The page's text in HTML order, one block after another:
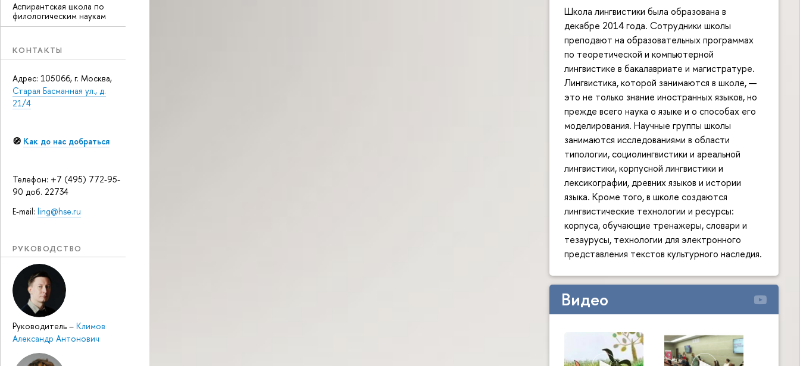
Аспирантская школа по
филологическим наукам
КОНТАКТЫ
Адрес: 105066, г. Москва,
Старая Басманная ул., д.
21/4
🧭 Как до нас добраться
Телефон: +7 (495) 772-95-
90 доб. 22734
E-mail: ling@hse.ru
РУКОВОДСТВО
Руководитель – Климов
Александр Антонович
Школа лингвистики была образована в
декабре 2014 года. Сотрудники школы
преподают на образовательных программах
по теоретической и компьютерной
лингвистике в бакалавриате и магистратуре.
Лингвистика, которой занимаются в школе, —
это не только знание иностранных языков, но
прежде всего наука о языке и о способах его
моделирования. Научные группы школы
занимаются исследованиями в области
типологии, социолингвистики и ареальной
лингвистики, корпусной лингвистики и
лексикографии, древних языков и истории
языка. Кроме того, в школе создаются
лингвистические технологии и ресурсы:
корпуса, обучающие тренажеры, словари и
тезаурусы, технологии для электронного
представления текстов культурного наследия.
Видео